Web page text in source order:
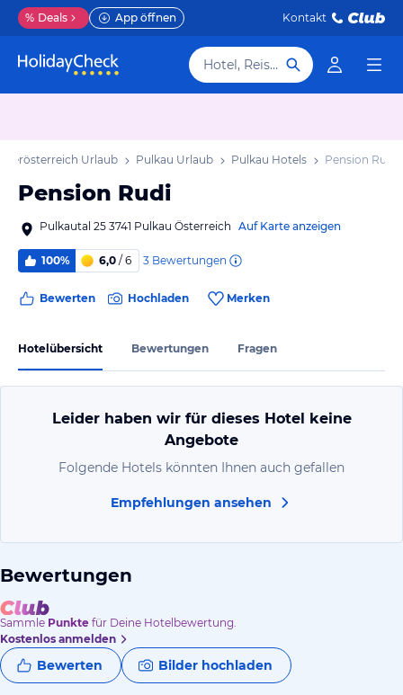
% Deals App öffnen Kontakt
Hotel, Reiseziel
Urlaub Pulkau Urlaub Pulkau Hotels Pension Rudi
Pension Rudi
Pulkautal 25 3741 Pulkau Österreich Auf Karte anzeigen
100% 6,0 / 6 3 Bewertungen
Bewerten Hochladen Merken
Hotelübersicht Bewertungen Fragen
Leider haben wir für dieses Hotel keine
Angebote
Folgende Hotels könnten Ihnen auch gefallen
Empfehlungen ansehen
Bewertungen
Sammle Punkte für Deine Hotelbewertung.
Kostenlos anmelden
Bewerten Bilder hochladen